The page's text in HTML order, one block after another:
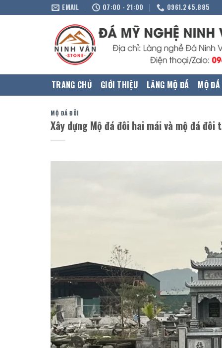
EMAIL 07:00 - 21:00 0961.245.885
TRANG CHỦ GIỚI THIỆU LĂNG MỘ ĐÁ MỘ
MỘ ĐÁ ĐÔI
Xây dựng Mộ đá đôi hai mái và mộ đá đôi